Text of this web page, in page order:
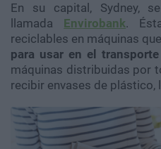
En su capital, Sydney,
llamada Envirobank.
reciclables en máquinas
para usar en el
máquinas distribuidas por
recibir envases de plástico,